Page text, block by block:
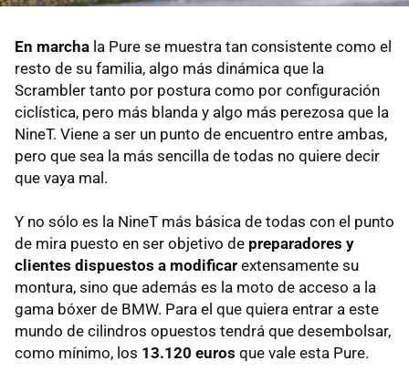
En marcha la Pure se muestra tan consistente como el
resto de su familia, algo más dinámica que la
Scrambler tanto por postura como por configuración
ciclística, pero más blanda y algo más perezosa que la
NineT. Viene a ser un punto de encuentro entre ambas,
pero que sea la más sencilla de todas no quiere decir
que vaya mal.
Y no sólo es la NineT más básica de todas con el punto
de mira puesto en ser objetivo de preparadores y
clientes dispuestos a modificar extensamente su
montura, sino que además es la moto de acceso a la
gama bóxer de BMW. Para el que quiera entrar a este
mundo de cilindros opuestos tendrá que desembolsar,
como mínimo, los 13.120 euros que vale esta Pure.